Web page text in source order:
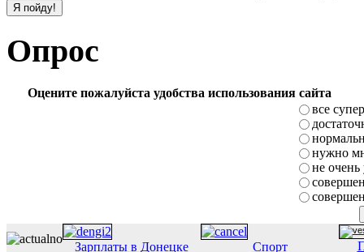
Опрос
Оцените пожалуйста удобства использования сайта
все супер
нужно
не очень
Зарплаты в Донецке Спорт